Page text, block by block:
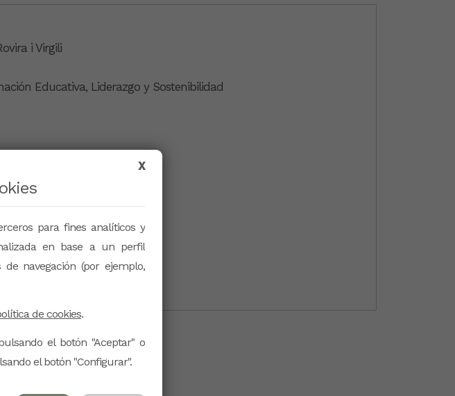
i Virgili
Educativa, Liderazgo y Sostenibilidad
X
para fines analíticos y
en base a un perfil
navegación (por ejemplo,
de cookies.
el botón "Aceptar" o
el botón "Configurar".